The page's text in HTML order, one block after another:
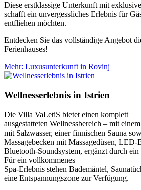
Diese erstklassige Unterkunft mit
schafft ein unvergessliches Erlebnis für
entfliehen möchten.
Entdecken Sie das vollständige Angebot
Ferienhauses!
Mehr: Luxusunterkunft in Rovinj
Wellnesserlebnis in Istrien
Die Villa VaLetiS bietet einen komplett
ausgestatteten Wellnessbereich – mit
mit Salzwasser, einer finnischen Sauna
Massagebecken mit Massagedüsen, LED-
Bluetooth-Soundsystem, ergänzt durch
Für ein vollkommenes
Spa-Erlebnis stehen Bademäntel,
eine Entspannungszone zur Verfügung.